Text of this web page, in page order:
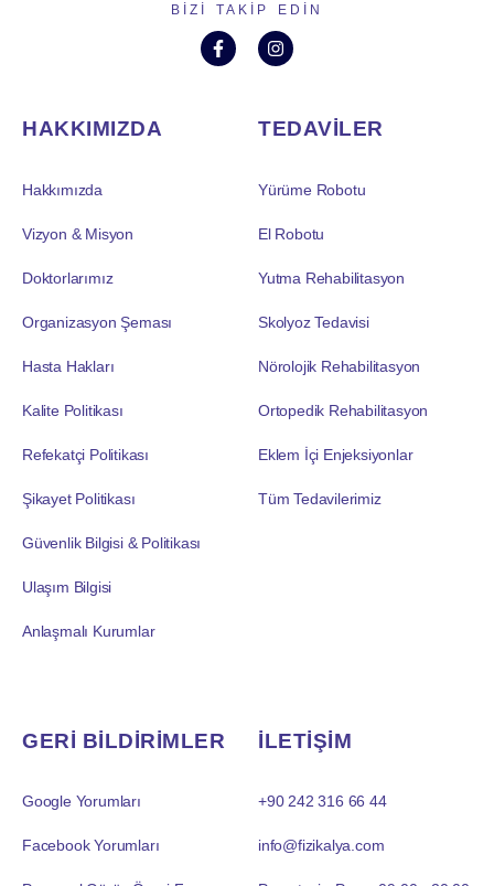
BIZI TAKIP EDIN
HAKKIMIZDA
Hakkımızda
Vizyon & Misyon
Doktorlarımız
Organizasyon Şeması
Hasta Hakları
Kalite Politikası
Refekatçi Politikası
Şikayet Politikası
Güvenlik Bilgisi & Politikası
Ulaşım Bilgisi
Anlaşmalı Kurumlar
TEDAVİLER
Yürüme Robotu
El Robotu
Yutma Rehabilitasyon
Skolyoz Tedavisi
Nörolojik Rehabilitasyon
Ortopedik Rehabilitasyon
Eklem İçi Enjeksiyonlar
Tüm Tedavilerimiz
GERİ BİLDİRİMLER
Google Yorumları
Facebook Yorumları
İLETİŞİM
+90 242 316 66 44
info@fizikalya.com